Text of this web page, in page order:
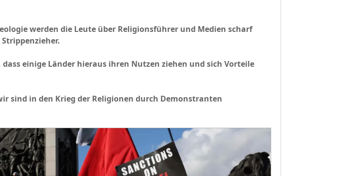
werden die Leute über Religionsführer und Medien scharf
einige Länder hieraus ihren Nutzen ziehen und sich Vorteile
sind in den Krieg der Religionen durch Demonstranten